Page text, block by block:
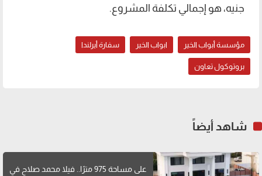
جنيه، هو إجمالي تكلفة المشروع.
مؤسسة أبواب الخير ابواب الخير سفارة أيرلندا
بروتوكول تعاون
شاهد أيضاً
على مساحة 975 مترًا.. فيلا محمد صلاح في